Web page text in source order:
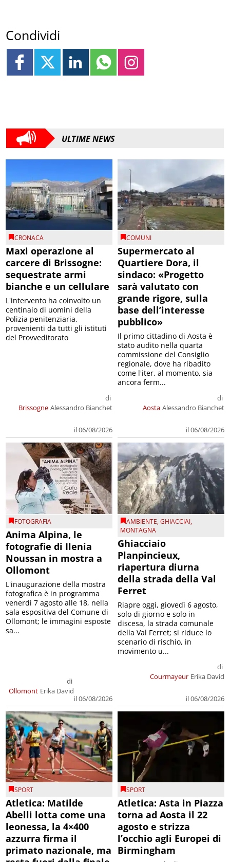
Condividi
ULTIME NEWS
CRONACA
Maxi operazione al
carcere di Brissogne:
sequestrate armi
bianche e un cellulare
Brissogne
di
Alessandro Bianchet
il 06/08/2026
L'intervento ha coinvolto un
centinaio di uomini della
Polizia penitenziaria,
provenienti da tutti gli istituti
del Provveditorato
COMUNI
Supermercato al
Quartiere Dora, il
sindaco: «Progetto
sarà valutato con
grande rigore, sulla
base dell’interesse
pubblico»
Aosta
di
Alessandro Bianchet
il 06/08/2026
Il primo cittadino di Aosta è
stato audito nella quarta
commissione del Consiglio
regionale, dove ha ribadito
come l'iter, al momento, sia
ancora ferm...
FOTOGRAFIA
Anima Alpina, le
fotografie di Ilenia
Noussan in mostra a
Ollomont
Ollomont
di
Erika David
il 06/08/2026
L'inaugurazione della mostra
fotografica è in programma
venerdì 7 agosto alle 18, nella
sala espositiva del Comune di
Ollomont; le immagini esposte
sa...
AMBIENTE,GHIACCIAI,
MONTAGNA
Ghiacciaio
Planpincieux,
riapertura diurna
della strada della Val
Ferret
Courmayeur
di
Erika David
il 06/08/2026
Riapre oggi, giovedì 6 agosto,
solo di giorno e solo in
discesa, la strada comunale
della Val Ferret; si riduce lo
scenario di rischio, in
movimento u...
SPORT
Atletica: Matilde
Abelli lotta come una
leonessa, la 4×400
azzurra firma il
primato nazionale, ma
SPORT
Atletica: Asta in Piazza
torna ad Aosta il 22
agosto e strizza
l’occhio agli Europei di
Birmingham